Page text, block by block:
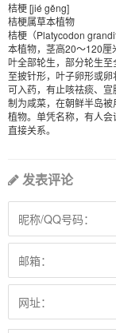
桔梗 [jié gěng]
桔梗属草本植物
桔梗（Platycodon
本植物，茎高20～120厘
叶全部轮生，部分轮生
至披针形，叶子卵形或
可入药，有止咳祛痰、
制为咸菜，在朝鲜半岛
植物。单凭名称，有人
直接关系。
发表评论